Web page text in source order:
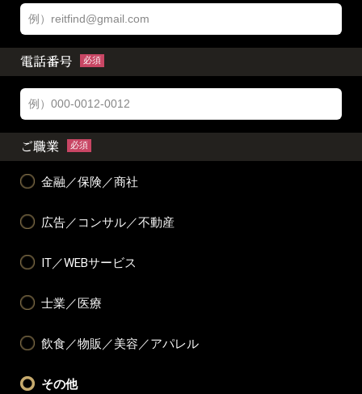
電話番号 必須
ご職業 必須
金融／保険／商社
広告／コンサル／不動産
IT／WEBサービス
士業／医療
飲食／物販／美容／アパレル
その他